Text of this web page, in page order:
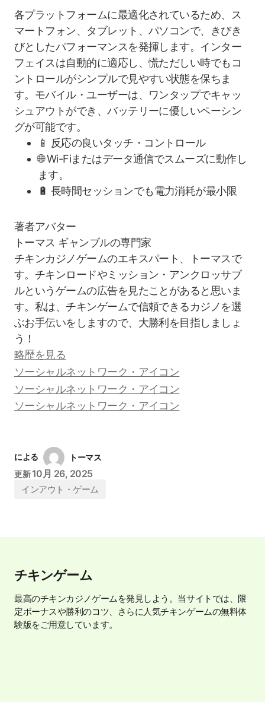
各プラットフォームに最適化されているため、ス
マートフォン、タブレット、パソコンで、きびき
びとしたパフォーマンスを発揮します。インター
フェイスは自動的に適応し、慌ただしい時でもコ
ントロールがシンプルで見やすい状態を保ちま
す。モバイル・ユーザーは、ワンタップでキャッ
シュアウトができ、バッテリーに優しいペーシン
グが可能です。
📱 反応の良いタッチ・コントロール
🌐 Wi-Fiまたはデータ通信でスムーズに動作し
ます。
🔋 長時間セッションでも電力消耗が最小限
トーマス ギャンブルの専門家
チキンカジノゲームのエキスパート、トーマスで
す。チキンロードやミッション・アンクロッサブ
ルというゲームの広告を見たことがあると思いま
す。私は、チキンゲームで信頼できるカジノを選
ぶお手伝いをしますので、大勝利を目指しましょ
う！
略歴を見る
による
トーマス
更新 10月 26, 2025
インアウト・ゲーム
チキンゲーム
最高のチキンカジノゲームを発見しよう。当サイトでは、限
定ボーナスや勝利のコツ、さらに人気チキンゲームの無料体
験版をご用意しています。